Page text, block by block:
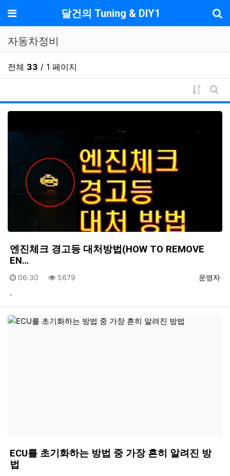
메뉴 달건의 Tuning & DIY1
자동차정비
전체 33 / 1 페이지
게시물
게
엔진체크 경고등 대처방법(HOW TO REMOVE
EN…
등록자
운영자
등록일
06.30 조회
5679
.
ECU를 초기화하는 방법 중 가장 흔히 알려진 방
법